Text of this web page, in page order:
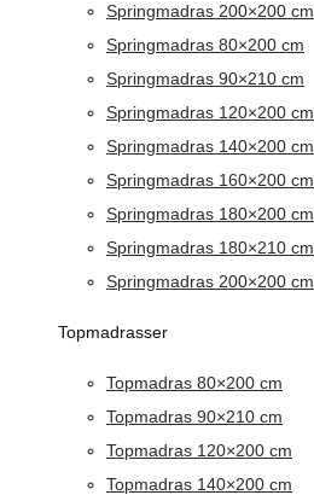
Springmadras 200×200 cm
Springmadras 80×200 cm
Springmadras 90×210 cm
Springmadras 120×200 cm
Springmadras 140×200 cm
Springmadras 160×200 cm
Springmadras 180×200 cm
Springmadras 180×210 cm
Springmadras 200×200 cm
Topmadrasser
Topmadras 80×200 cm
Topmadras 90×210 cm
Topmadras 120×200 cm
Topmadras 140×200 cm